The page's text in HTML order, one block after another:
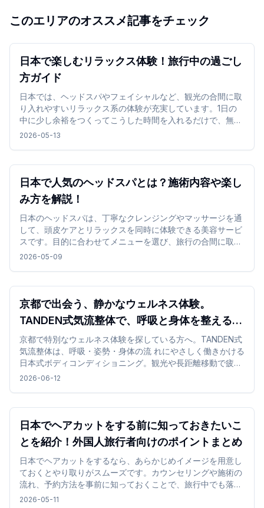
このエリアのオススメ記事をチェック
日本で楽しむリラックス体験！旅行中の過ごし
方ガイド
日本では、ヘッドスパやフェイシャルなど、観光の合間に取
り入れやすいリラックス系の体験が充実しています。1日の
中に少し余裕をつくってこうした時間を入れるだけで、無理
なく気分を切り替えながら旅行を楽しめます。
2026-05-13
日本で人気のヘッドスパとは？施術内容や楽し
み方を解説！
日本のヘッドスパは、丁寧なクレンジングやマッサージを通
して、頭皮ケアとリラックスを同時に体験できる美容サービ
スです。目的に合わせてメニューを選び、旅行の合間に取り
入れることで、リフレッシュできる時間を過ごせます。
2026-05-09
京都で出会う、静かなウェルネス体験。
TANDEN式気流整体で、呼吸と身体を整える時
間 を
京都で特別なウェルネス体験を探している方へ。TANDEN式
気流整体は、呼吸・姿勢・身体の流 れにやさしく働きかける
日本式ボディコンディショニング。観光や長距離移動で疲れ
た身体を、静 かな和の空間で整える特別な体験です。
2026-06-12
日本でヘアカットをする前に知っておきたいこ
とを紹介！外国人旅行者向けのポイントまとめ
日本でヘアカットをするなら、あらかじめイメージを用意し
ておくとやり取りがスムーズです。カウンセリングや施術の
流れ、予約方法を事前に知っておくことで、旅行中でも落ち
着いて利用しやすくなります。
2026-05-11